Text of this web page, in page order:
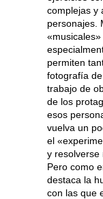
complejas y
personajes.
permiten
fotografía
trabajo de
de los
esos
vuelva un
el
y resolverse
Pero como
destaca la
con las que